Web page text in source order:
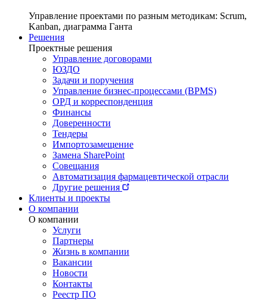
Управление проектами по разным методикам: Scrum,
Kanban, диаграмма Ганта
Решения
Проектные решения
Управление договорами
ЮЗДО
Задачи и поручения
Управление бизнес-процессами (BPMS)
ОРД и корреспонденция
Финансы
Доверенности
Тендеры
Импортозамещение
Замена SharePoint
Совещания
Автоматизация фармацевтической отрасли
Другие решения
Клиенты и проекты
О компании
О компании
Услуги
Партнеры
Жизнь в компании
Вакансии
Новости
Контакты
Реестр ПО